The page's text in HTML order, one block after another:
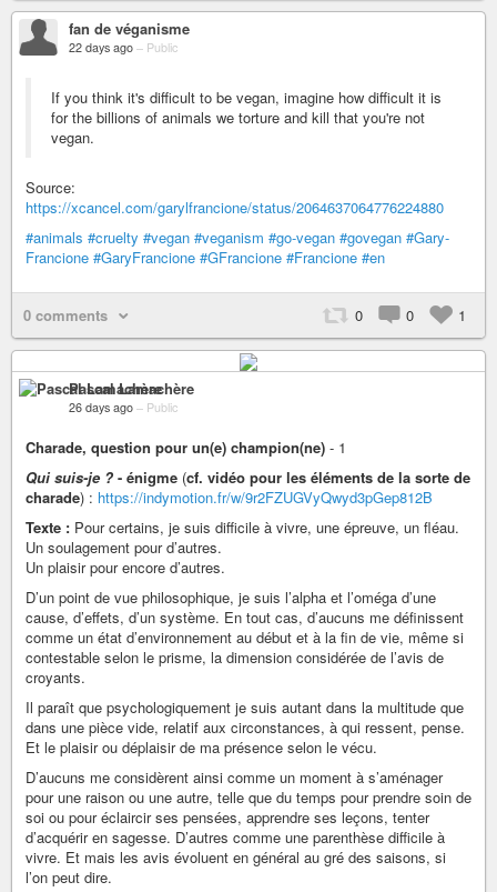
fan de véganisme
22 days ago – Public
If you think it's difficult to be vegan, imagine how difficult it is
for the billions of animals we torture and kill that you're not
vegan.
Source:
https://xcancel.com/garylfrancione/status/2064637064776224880
#animals #cruelty #vegan #veganism #go-vegan #govegan #Gary-
Francione #GaryFrancione #GFrancione #Francione #en
0 comments 0 0 1
Pascal Lamachère
26 days ago – Public
Charade, question pour un(e) champion(ne) - 1
Qui suis-je ? - énigme (cf. vidéo pour les éléments de la sorte de
charade) : https://indymotion.fr/w/9r2FZUGVyQwyd3pGep812B
Texte : Pour certains, je suis difficile à vivre, une épreuve, un fléau.
Un soulagement pour d’autres.
Un plaisir pour encore d’autres.
D’un point de vue philosophique, je suis l’alpha et l’oméga d’une
cause, d’effets, d’un système. En tout cas, d’aucuns me définissent
comme un état d’environnement au début et à la fin de vie, même si
contestable selon le prisme, la dimension considérée de l’avis de
croyants.
Il paraît que psychologiquement je suis autant dans la multitude que
dans une pièce vide, relatif aux circonstances, à qui ressent, pense.
Et le plaisir ou déplaisir de ma présence selon le vécu.
D’aucuns me considèrent ainsi comme un moment à s’aménager
pour une raison ou une autre, telle que du temps pour prendre soin de
soi ou pour éclaircir ses pensées, apprendre ses leçons, tenter
d’acquérir en sagesse. D’autres comme une parenthèse difficile à
vivre. Et mais les avis évoluent en général au gré des saisons, si
l’on peut dire.